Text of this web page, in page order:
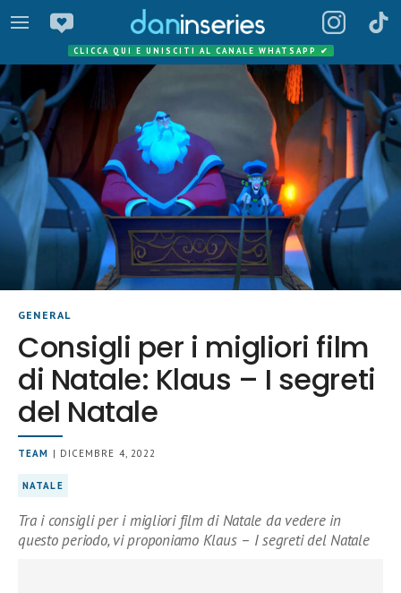
CLICCA QUI E UNISCITI AL CANALE WHATSAPP ✔
GENERAL
Consigli per i migliori film
di Natale: Klaus – I segreti
del Natale
TEAM | DICEMBRE 4, 2022
NATALE
Tra i consigli per i migliori film di Natale da vedere in
questo periodo, vi proponiamo Klaus – I segreti del Natale